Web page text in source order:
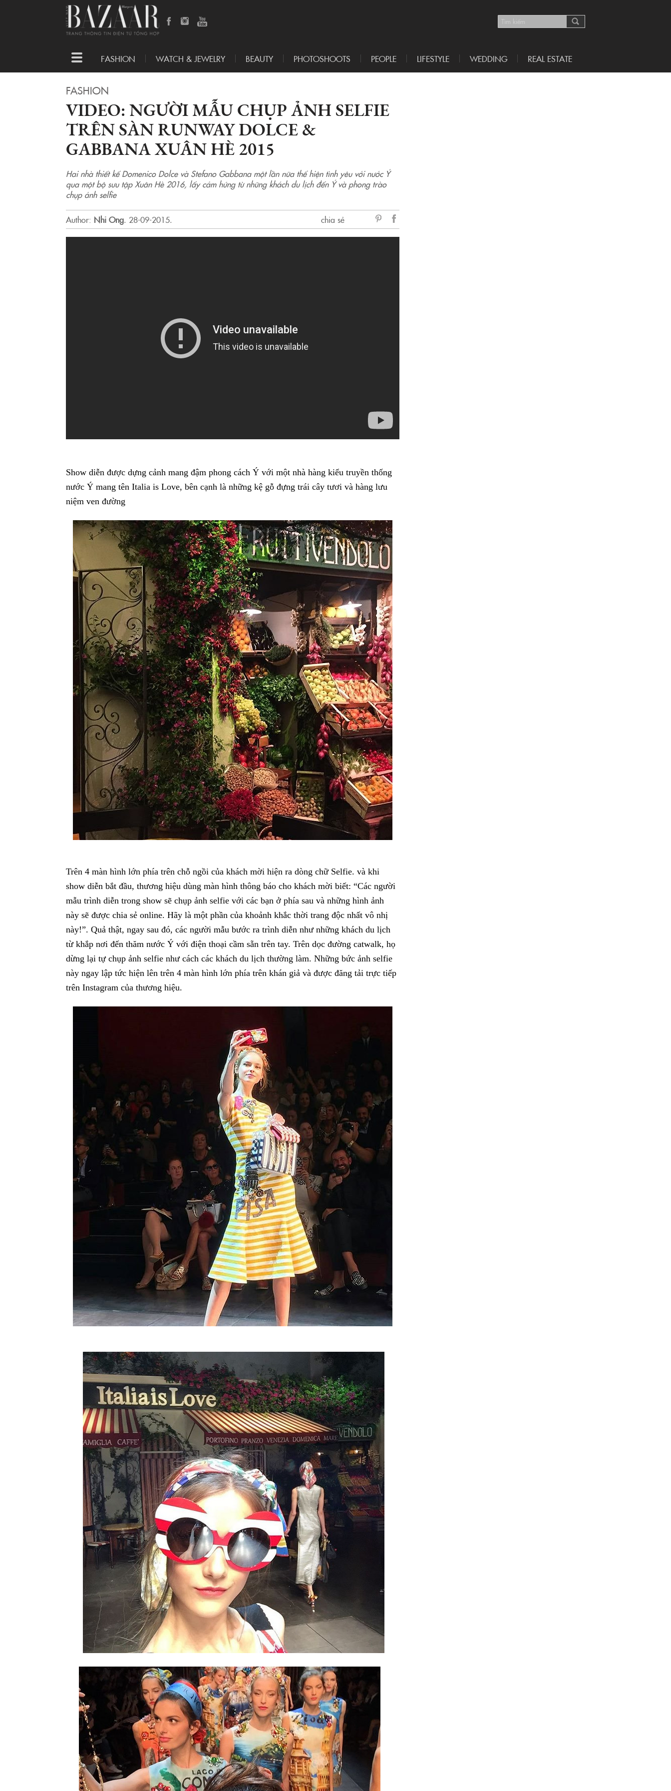
Toggle
navigation
FASHION WATCH & JEWELRY BEAUTY PHOTOSHOOTS PEOPLE LIFESTYLE WEDDING REAL ESTATE
FASHION
VIDEO: NGƯỜI MẪU CHỤP ẢNH SELFIE
TRÊN SÀN RUNWAY DOLCE &
GABBANA XUÂN HÈ 2015
Hai nhà thiết kế Domenico Dolce và Stefano Gabbana một lần nữa thể hiện tình yêu với nước Ý
qua một bộ sưu tập Xuân Hè 2016, lấy cảm hứng từ những khách du lịch đến Ý và phong trào
chụp ảnh selfie
Author: Nhi Ong. 28-09-2015.
chia sẻ
Show diễn được dựng cảnh mang đậm phong cách Ý với một nhà hàng kiểu truyền thống
nước Ý mang tên Italia is Love, bên cạnh là những kệ gỗ đựng trái cây tươi và hàng lưu
niệm ven đường
Trên 4 màn hình lớn phía trên chỗ ngồi của khách mời hiện ra dòng chữ Selfie. và khi
show diễn bắt đầu, thương hiệu dùng màn hình thông báo cho khách mời biết: “Các người
mẫu trình diễn trong show sẽ chụp ảnh selfie với các bạn ở phía sau và những hình ảnh
này sẽ được chia sẻ online. Hãy là một phần của khoảnh khắc thời trang độc nhất vô nhị
này!”. Quả thật, ngay sau đó, các người mẫu bước ra trình diễn như những khách du lịch
từ khắp nơi đến thăm nước Ý với điện thoại cầm sẵn trên tay. Trên dọc đường catwalk, họ
dừng lại tự chụp ảnh selfie như cách các khách du lịch thường làm. Những bức ảnh selfie
này ngay lập tức hiện lên trên 4 màn hình lớn phía trên khán giả và được đăng tải trực tiếp
trên Instagram của thương hiệu.